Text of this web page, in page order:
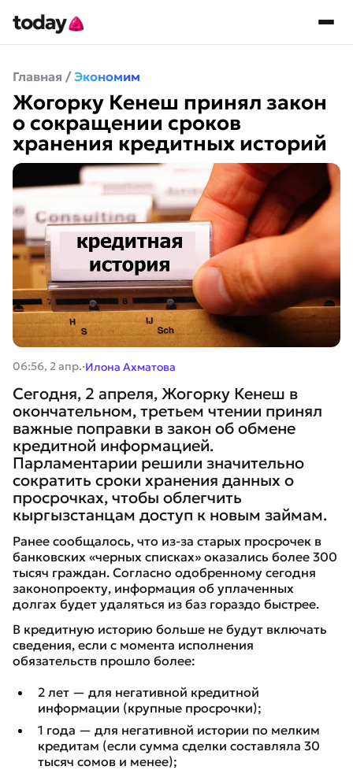
Главная / Экономим
Жогорку Кенеш принял закон
о сокращении сроков
хранения кредитных историй
06:56, 2 апр.·Илона Ахматова
Сегодня, 2 апреля, Жогорку Кенеш в
окончательном, третьем чтении принял
важные поправки в закон об обмене
кредитной информацией.
Парламентарии решили значительно
сократить сроки хранения данных о
просрочках, чтобы облегчить
кыргызстанцам доступ к новым займам.
Ранее сообщалось, что из-за старых просрочек в
банковских «черных списках» оказались более 300
тысяч граждан. Согласно одобренному сегодня
законопроекту, информация об уплаченных
долгах будет удаляться из баз гораздо быстрее.
В кредитную историю больше не будут включать
сведения, если с момента исполнения
обязательств прошло более:
2 лет — для негативной кредитной
информации (крупные просрочки);
1 года — для негативной истории по мелким
кредитам (если сумма сделки составляла 30
тысяч сомов и менее);